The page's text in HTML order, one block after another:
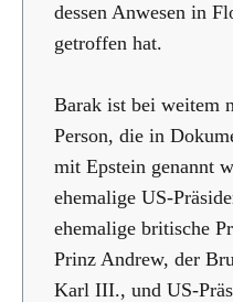
dessen Anwesen in
getroffen hat.
Barak ist bei weitem
Person, die in
mit Epstein genannt
ehemalige US-
ehemalige britische
Prinz Andrew, der
Karl III., und US-